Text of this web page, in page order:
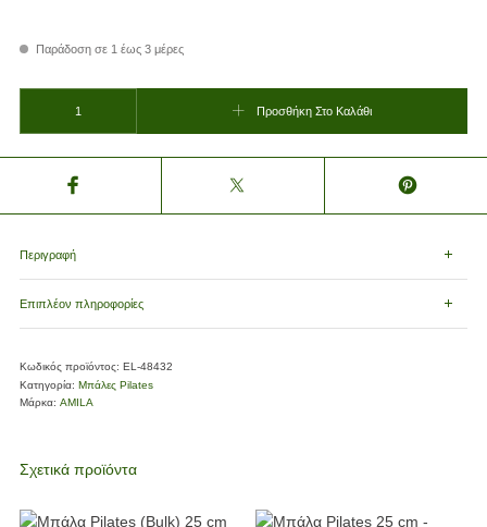
Παράδοση σε 1 έως 3 μέρες
Προσθήκη Στο Καλάθι
Περιγραφή
Επιπλέον πληροφορίες
Κωδικός προϊόντος: EL-48432
Κατηγορία: Μπάλες Pilates
Μάρκα: AMILA
Σχετικά προϊόντα